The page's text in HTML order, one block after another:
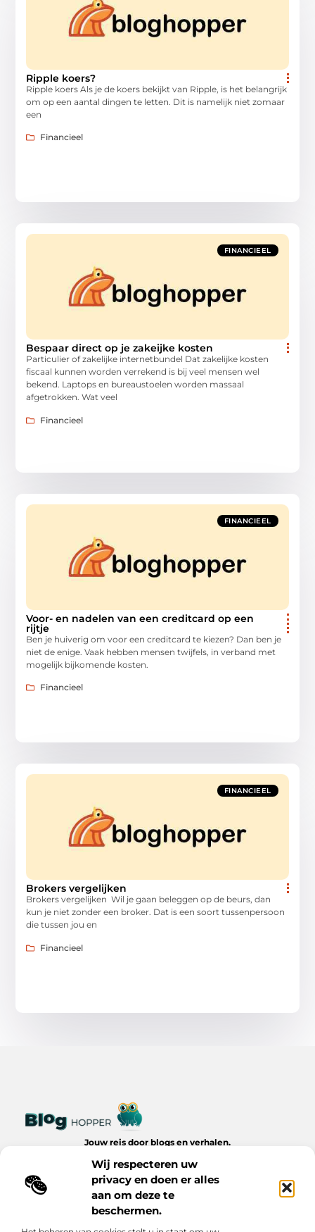
Wij respecteren uw
privacy en doen er alles
aan om deze te
beschermen.
Ripple koers?
Ripple koers Als je de koers bekijkt van Ripple, is het belangrijk
om op een aantal dingen te letten. Dit is namelijk niet zomaar
een
Financieel
FINANCIEEL
Bespaar direct op je zakeijke kosten
Particulier of zakelijke internetbundel Dat zakelijke kosten
fiscaal kunnen worden verrekend is bij veel mensen wel
bekend. Laptops en bureaustoelen worden massaal
afgetrokken. Wat veel
Financieel
FINANCIEEL
Voor- en nadelen van een creditcard op een
rijtje
Ben je huiverig om voor een creditcard te kiezen? Dan ben je
niet de enige. Vaak hebben mensen twijfels, in verband met
mogelijk bijkomende kosten.
Financieel
FINANCIEEL
Brokers vergelijken
Brokers vergelijken Wil je gaan beleggen op de beurs, dan
kun je niet zonder een broker. Dat is een soort tussenpersoon
die tussen jou en
Financieel
Jouw reis door blogs en verhalen.
dagelijks leven op Bloghopper.nl.
Bericht categorie